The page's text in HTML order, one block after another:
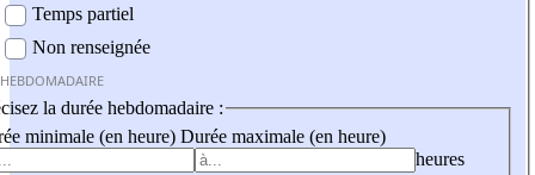
Temps partiel
Non renseignée
la durée hebdomadaire :
minimale (en heure) Durée maximale (en heure)
heures